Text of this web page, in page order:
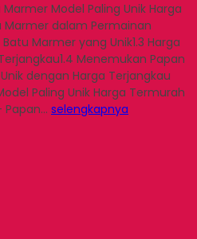
Model Paling Unik Harga
Marmer dalam Permainan
Marmer yang Unik1.3 Harga
Menemukan Papan
dengan Harga Terjangkau
Paling Unik Harga Termurah
Papan… selengkapnya